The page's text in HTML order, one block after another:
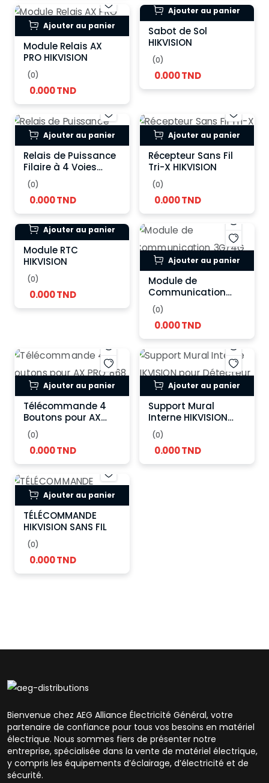
Ajouter au panier
Module Relais AX
PRO HIKVISION
(0)
0.000 TND
Ajouter au panier
Sabot de Sol
HIKVISION
(0)
0.000 TND
Ajouter au panier
Relais de Puissance
Filaire à 4 Voies
HIKVISION
(0)
0.000 TND
Ajouter au panier
Récepteur Sans Fil
Tri-X HIKVISION
(0)
0.000 TND
Ajouter au panier
Module RTC
HIKVISION
(0)
0.000 TND
Ajouter au panier
Module de
Communication
3G/4G HIKVISION
(0)
0.000 TND
Ajouter au panier
Télécommande 4
Boutons pour AX
PRO 868 MHz
HIKVISION
(0)
0.000 TND
Ajouter au panier
Support Mural
Interne HIKVISION
pour Détecteur
d'Alarme
(0)
0.000 TND
Ajouter au panier
TÉLÉCOMMANDE
HIKVISION SANS FIL
(0)
0.000 TND
Bienvenue chez AEG Alliance Électricité Général, votre
partenaire de confiance pour tous vos besoins en matériel
électrique. Nous sommes fiers de présenter notre
entreprise, spécialisée dans la vente de matériel électrique,
y compris les équipements d’éclairage, d’électricité et de
sécurité.